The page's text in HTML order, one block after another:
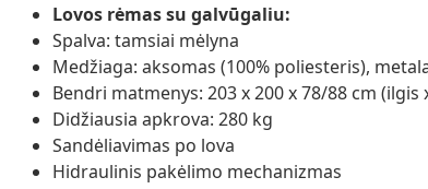
Lovos rėmas su galvūgaliu:
Spalva: tamsiai mėlyna
Medžiaga: aksomas (100% poliesteris),
Bendri matmenys: 203 x 200 x 78/88 cm
Didžiausia apkrova: 280 kg
Sandėliavimas po lova
Hidraulinis pakėlimo mechanizmas